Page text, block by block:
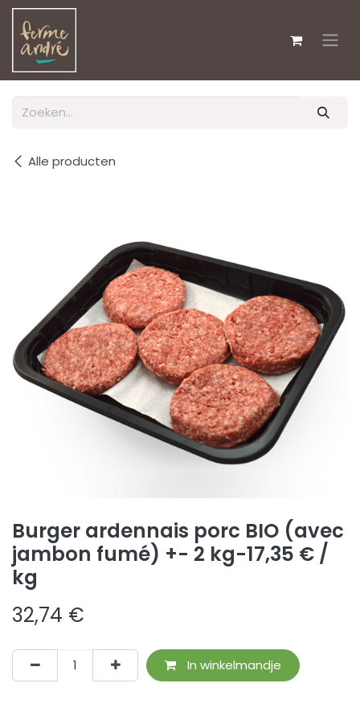
Overslaan naar inhoud
Alle producten
Burger ardennais porc BIO (avec
jambon fumé) +- 2 kg-17,35 € /
kg
32,74 €
In winkelmandje